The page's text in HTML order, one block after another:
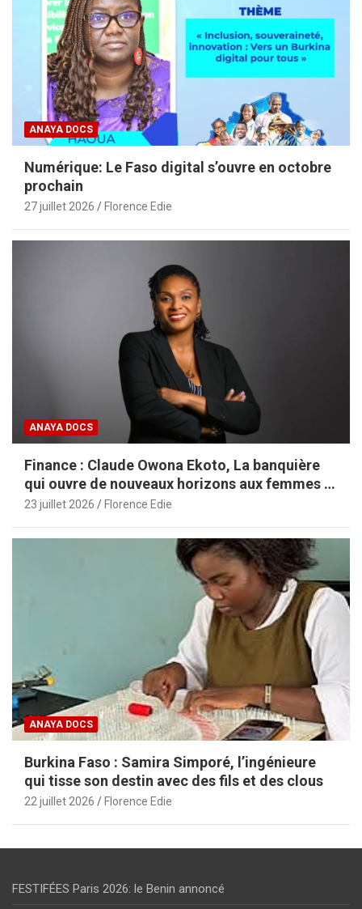
ANAYA DOCS
Numérique: Le Faso digital s’ouvre en octobre
prochain
27 juillet 2026 Florence Edie
ANAYA DOCS
Finance : Claude Owona Ekoto, La banquière
qui ouvre de nouveaux horizons aux femmes et
aux PME africaines
23 juillet 2026 Florence Edie
ANAYA DOCS
Burkina Faso : Samira Simporé, l’ingénieure
qui tisse son destin avec des fils et des clous
22 juillet 2026 Florence Edie
FESTIFÉES Paris 2026: le Benin annoncé